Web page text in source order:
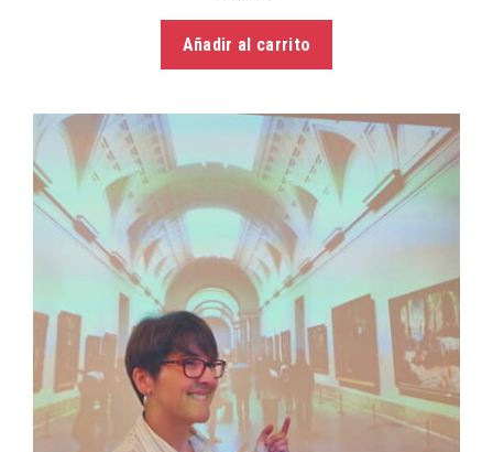
Añadir al carrito